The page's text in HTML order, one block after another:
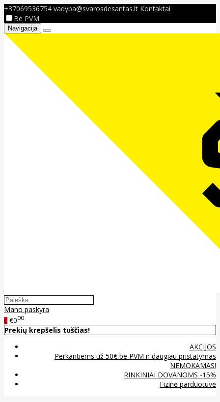
+37069536754 vadyba@svarosdesantas.lt Kontaktai
Be PVM
Navigacija
Mano paskyra
0 €000
Prekių krepšelis tuščias!
AKCIJOS
Perkantiems už 50€ be PVM ir daugiau pristatymas
NEMOKAMAS!
RINKINIAI DOVANOMS -15%
Fizinė parduotuvė